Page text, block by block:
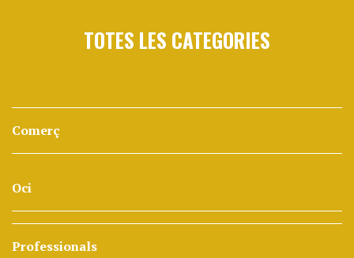
TOTES LES CATEGORIES
Comerç
Oci
Professionals